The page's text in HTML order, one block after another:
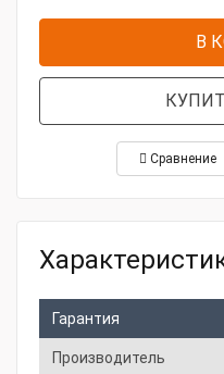
В
Сравнение
Гарантия
Производитель